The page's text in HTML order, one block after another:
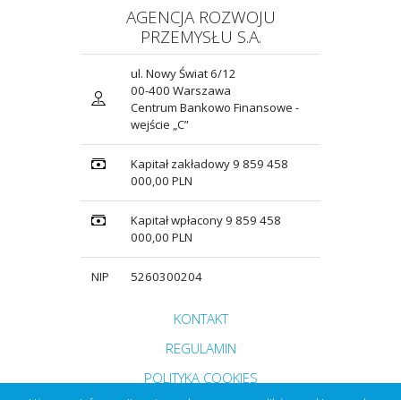
AGENCJA ROZWOJU
PRZEMYSŁU S.A.
ul. Nowy Świat 6/12
00-400 Warszawa
Centrum Bankowo Finansowe -
wejście „C”
Kapitał zakładowy 9 859 458
000,00 PLN
Kapitał wpłacony 9 859 458
000,00 PLN
NIP 5260300204
Przejdź do strony głównej do sekcji
KONTAKT
Zobacz
REGULAMIN
Zobacz
POLITYKA COOKIES